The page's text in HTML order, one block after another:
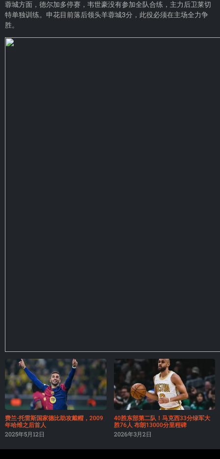
蓉城方面，德尔加多停赛，韦世豪没有参加全队合练，主力后卫莱切
特单独训练。申花目前落后领头羊蓉城3分，此役必须在主场全力争
胜。
费兰-托雷斯国家德比助攻戴帽，2009
年哈维之后首人
2025年5月12日
40胜东部第二队！马克西33分绿军大
胜76人 布朗13000分里程碑
2026年3月2日